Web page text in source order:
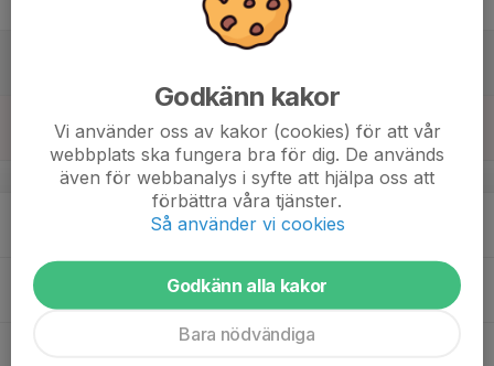
18:00
Lombia IP
v.34
Träning Lombia FP2015/2016/2017
19
Godkänn kakor
Vi använder oss av kakor (cookies) för att vår
webbplats ska fungera bra för dig. De används
även för webbanalys i syfte att hjälpa oss att
förbättra våra tjänster.
Så använder vi cookies
Godkänn alla kakor
Bara nödvändiga